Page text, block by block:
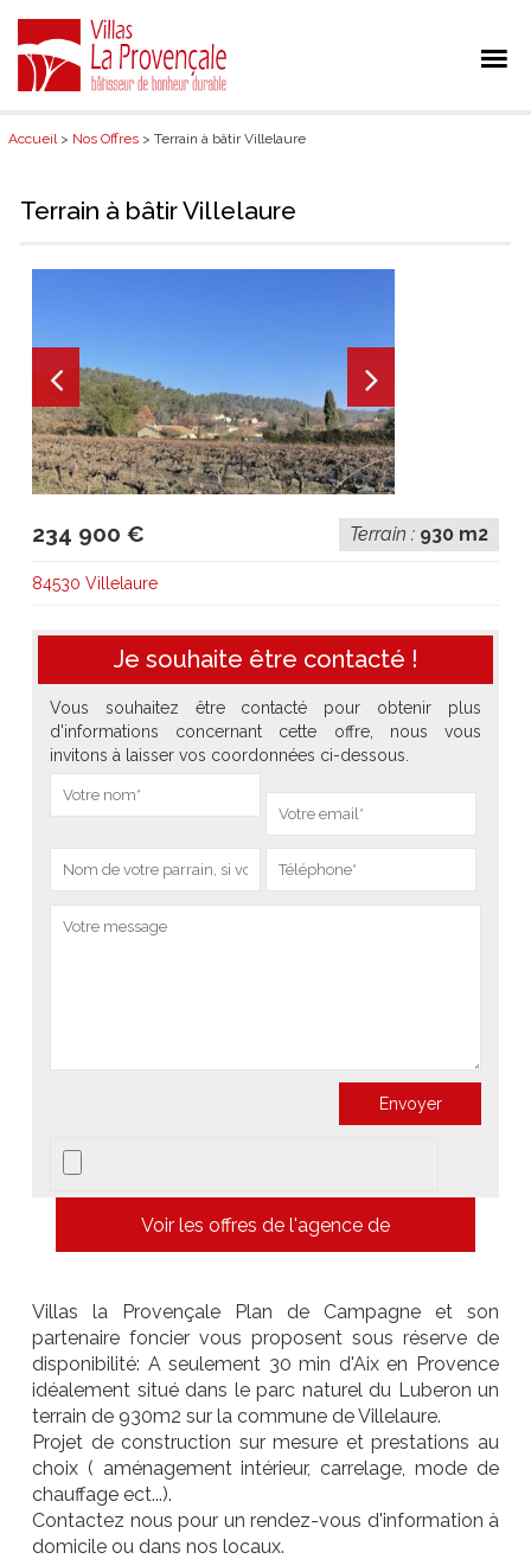
Accueil> Nos Offres > Terrain à bâtir Villelaure
Terrain à bâtir Villelaure
234 900 € Terrain : 930 m2
84530 Villelaure
Je souhaite être contacté !
Vous souhaitez être contacté pour obtenir plus
d'informations concernant cette offre, nous vous
invitons à laisser vos coordonnées ci-dessous.
Voir les offres de l'agence de
Villas la Provençale Plan de Campagne et son
partenaire foncier vous proposent sous réserve de
disponibilité: A seulement 30 min d'Aix en Provence
idéalement situé dans le parc naturel du Luberon un
terrain de 930m2 sur la commune de Villelaure.
Projet de construction sur mesure et prestations au
choix ( aménagement intérieur, carrelage, mode de
chauffage ect...).
Contactez nous pour un rendez-vous d'information à
domicile ou dans nos locaux.